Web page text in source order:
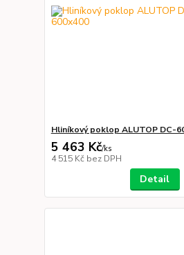
Hliníkový poklop ALUTOP DC-
5 463 Kč/ks
4 515 Kč bez DPH
Detail